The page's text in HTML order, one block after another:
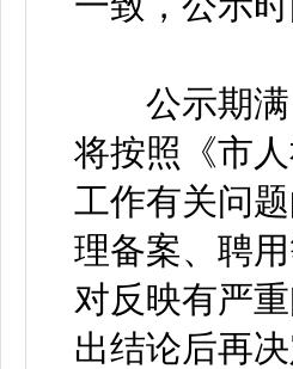
公示期满
将按照《市
工作有关问
理备案、聘
对反映有严
出结论后再决